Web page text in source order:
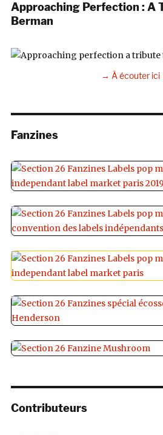
Approaching Perfection : A
Berman
→ À écouter ici
Fanzines
Contributeurs